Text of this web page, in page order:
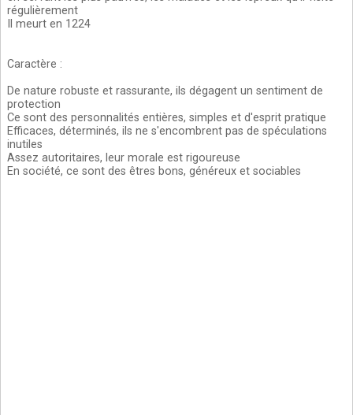
régulièrement
Il meurt en 1224
Caractère :
De nature robuste et rassurante, ils dégagent un sentiment de
protection
Ce sont des personnalités entières, simples et d'esprit pratique
Efficaces, déterminés, ils ne s'encombrent pas de spéculations
inutiles
Assez autoritaires, leur morale est rigoureuse
En société, ce sont des êtres bons, généreux et sociables